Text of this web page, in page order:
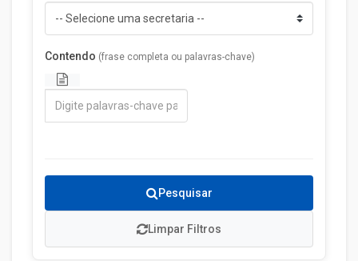
Contendo (frase completa ou palavras-chave)
Limpar Filtros
Pesquisar